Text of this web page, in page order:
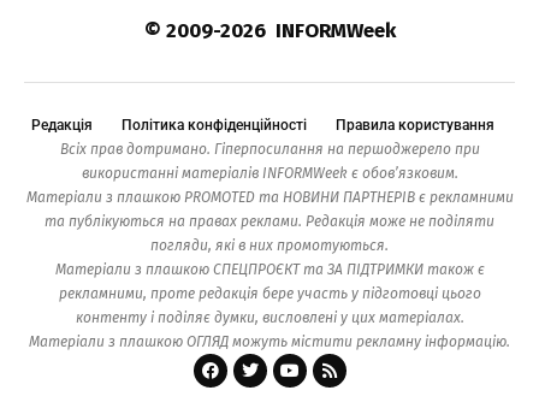
© 2009-2026 INFORMWeek
Редакція Політика конфіденційності
Правила користування
Всіх прав дотримано. Гіперпосилання на першоджерело при
використанні матеріалів INFORMWeek є обов’язковим.
Матеріали з плашкою PROMOTED та НОВИНИ ПАРТНЕРІВ є рекламними
та публікуються на правах реклами. Редакція може не поділяти
погляди, які в них промотуються.
Матеріали з плашкою СПЕЦПРОЄКТ та ЗА ПІДТРИМКИ також є
рекламними, проте редакція бере участь у підготовці цього
контенту і поділяє думки, висловлені у цих матеріалах.
Матеріали з плашкою ОГЛЯД можуть містити рекламну інформацію.